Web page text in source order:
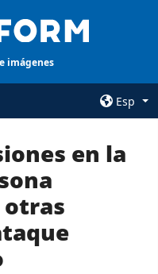
imágenes
Esp
AGENCIA
sobre la agencia
contacto
condiciones de
en la